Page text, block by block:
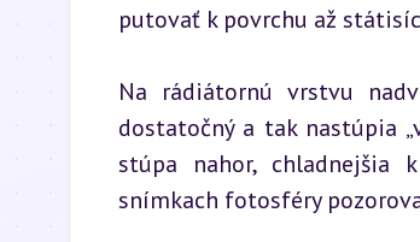
putovať k povrchu až
Na rádiátornú vrstvu
dostatočný a tak nastúpia
stúpa nahor, chladnejšia
snímkach fotosféry